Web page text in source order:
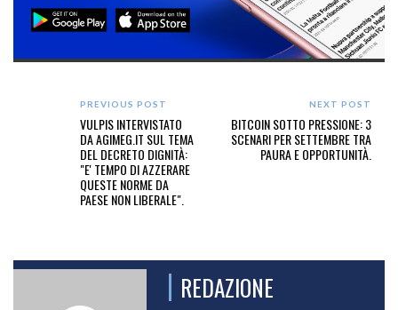
PREVIOUS POST
VULPIS INTERVISTATO
DA AGIMEG.IT SUL TEMA
DEL DECRETO DIGNITÀ:
"E' TEMPO DI AZZERARE
QUESTE NORME DA
PAESE NON LIBERALE".
NEXT POST
BITCOIN SOTTO PRESSIONE: 3
SCENARI PER SETTEMBRE TRA
PAURA E OPPORTUNITÀ.
REDAZIONE